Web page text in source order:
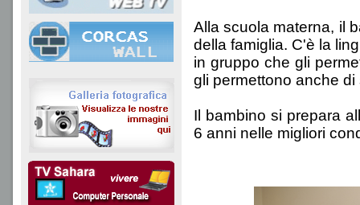
Alla scuola materna, il
della famiglia. C'è la
in gruppo che gli
gli permettono anche
Il bambino si prepara
6 anni nelle migliori